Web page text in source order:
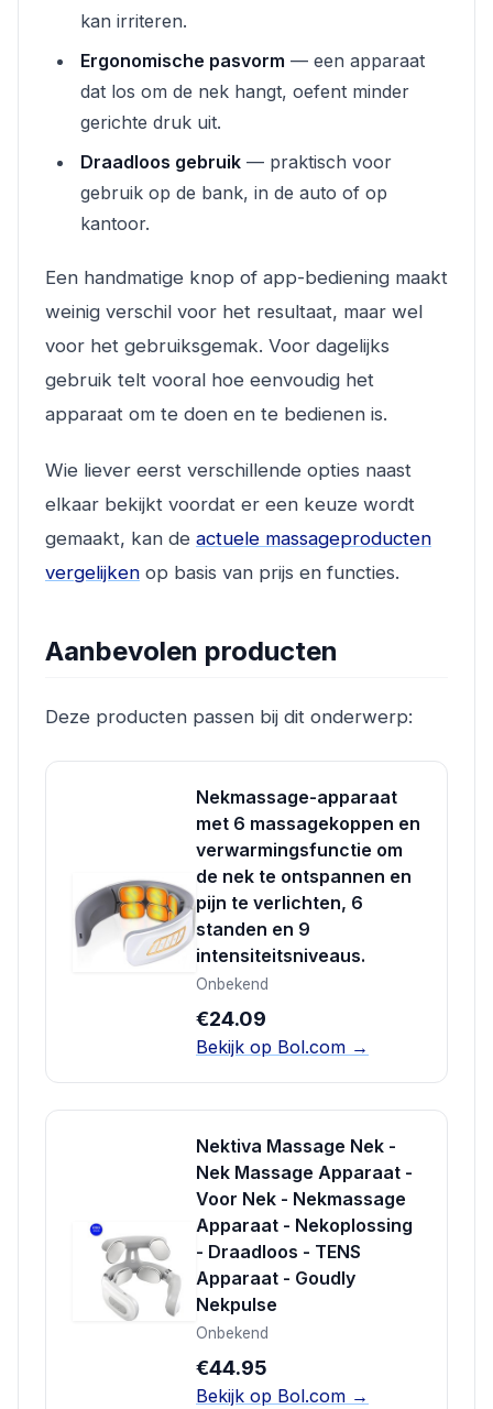
kan irriteren.
Ergonomische pasvorm — een apparaat
dat los om de nek hangt, oefent minder
gerichte druk uit.
Draadloos gebruik — praktisch voor
gebruik op de bank, in de auto of op
kantoor.
Een handmatige knop of app-bediening maakt
weinig verschil voor het resultaat, maar wel
voor het gebruiksgemak. Voor dagelijks
gebruik telt vooral hoe eenvoudig het
apparaat om te doen en te bedienen is.
Wie liever eerst verschillende opties naast
elkaar bekijkt voordat er een keuze wordt
gemaakt, kan de actuele massageproducten
vergelijken op basis van prijs en functies.
Aanbevolen producten
Deze producten passen bij dit onderwerp:
Nekmassage-apparaat
met 6 massagekoppen en
verwarmingsfunctie om
de nek te ontspannen en
pijn te verlichten, 6
standen en 9
intensiteitsniveaus.
Onbekend
€24.09
Bekijk op Bol.com →
Nektiva Massage Nek -
Nek Massage Apparaat -
Voor Nek - Nekmassage
Apparaat - Nekoplossing
- Draadloos - TENS
Apparaat - Goudly
Nekpulse
Onbekend
€44.95
Bekijk op Bol.com →